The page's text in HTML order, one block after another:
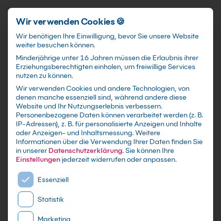
Schnellzugriff
Photoshop im Marketing
Kurs
mit Zertifikat als Präsenzseminar in 21
bundesweiten Adobe-Schulungszentren, Live
Online Training sowie maßgeschneiderte
Firmen- oder Inhouse-Schulung für dein Team
Wir verwenden Cookies 🍪
Wir benötigen Ihre Einwilligung, bevor Sie unsere Website
weiter besuchen können.
Minderjährige unter 16 Jahren müssen die Erlaubnis ihrer
Erziehungsberechtigten einholen, um freiwillige Services
nutzen zu können.
Wir verwenden Cookies und andere Technologien, von
denen manche essenziell sind, während andere diese
Website und Ihr Nutzungserlebnis verbessern.
Personenbezogene Daten können verarbeitet werden (z. B.
IP-Adressen), z. B. für personalisierte Anzeigen und Inhalte
oder Anzeigen- und Inhaltsmessung.Weitere
Informationen über die Verwendung Ihrer Daten finden Sie
in unserer Datenschutzerklärung.Sie können Ihre
Einstellungen jederzeit widerrufen oder anpassen.
Es folgt eine Liste der Service-Gruppen, für die eine
Essenziell
Statistik
Marketing